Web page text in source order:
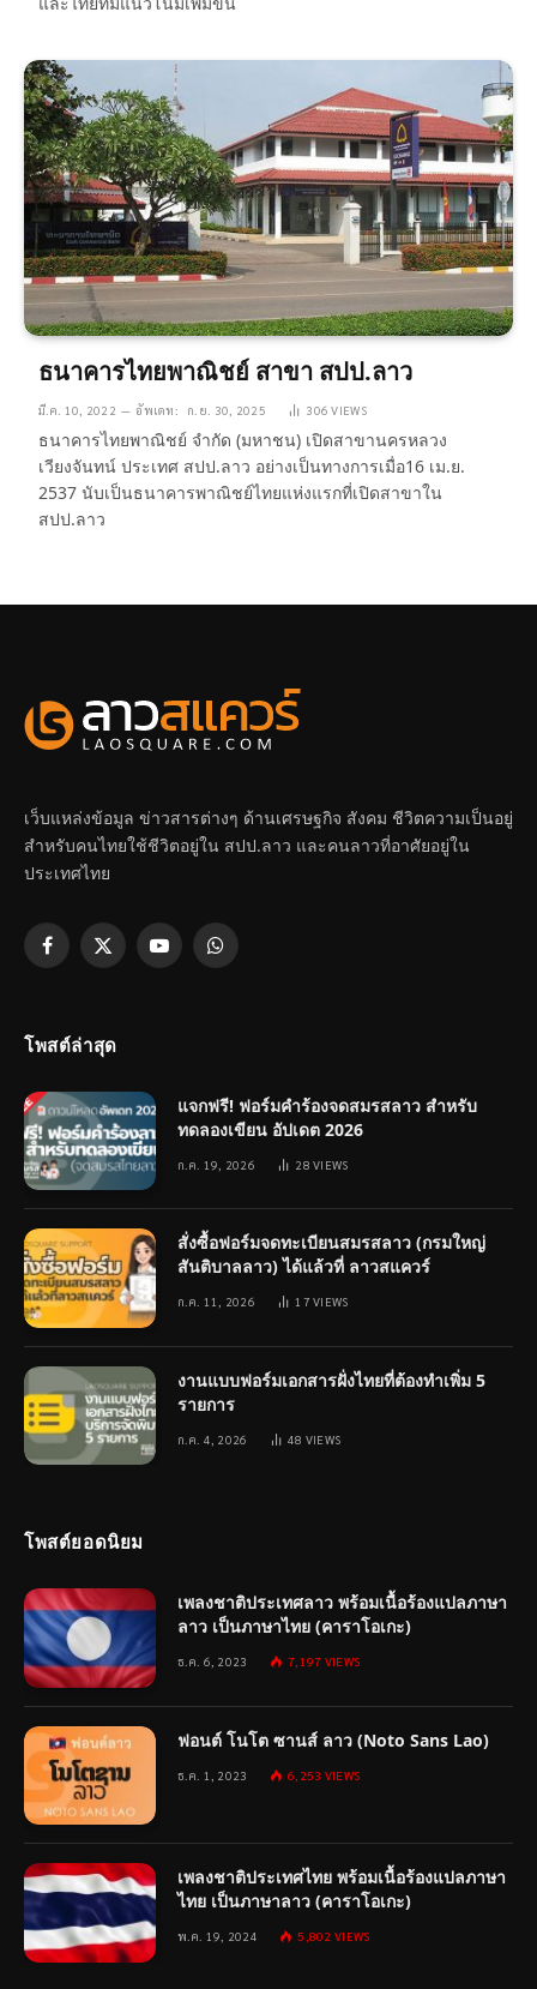
ธนาคารไทยพาณิชย์ สาขา สปป.ลาว
มี.ค. 10, 2022 อัพเดท: ก.ย. 30, 2025 306VIEWS
ธนาคารไทยพาณิชย์ จำกัด (มหาชน) เปิดสาขานครหลวง
เวียงจันทน์ ประเทศ สปป.ลาว อย่างเป็นทางการเมื่อ16 เม.ย.
2537 นับเป็นธนาคารพาณิชย์ไทยแห่งแรกที่เปิดสาขาใน
สปป.ลาว
เว็บแหล่งข้อมูล ข่าวสารต่างๆ ด้านเศรษฐกิจ สังคม ชีวิตความเป็นอยู่
สำหรับคนไทยใช้ชีวิตอยู่ใน สปป.ลาว และคนลาวที่อาศัยอยู่ใน
ประเทศไทย
Facebook
X
YouTubeWhatsApp
โพสต์ล่าสุด
แจกฟรี! ฟอร์มคำร้องจดสมรสลาว สำหรับ
ทดลองเขียน อัปเดต 2026
ก.ค. 19, 2026 28VIEWS
สั่งซื้อฟอร์มจดทะเบียนสมรสลาว (กรมใหญ่
สันติบาลลาว) ได้แล้วที่ ลาวสแควร์
ก.ค. 11, 2026 17VIEWS
งานแบบฟอร์มเอกสารฝั่งไทยที่ต้องทำเพิ่ม 5
รายการ
ก.ค. 4, 2026 48 VIEWS
โพสต์ยอดนิยม
เพลงชาติประเทศลาว พร้อมเนื้อร้องแปลภาษา
ลาว เป็นภาษาไทย (คาราโอเกะ)
ธ.ค. 6, 2023 7,197 VIEWS
ฟอนต์ โนโต ซานส์ ลาว (Noto Sans Lao)
ธ.ค. 1, 2023 6,253 VIEWS
เพลงชาติประเทศไทย พร้อมเนื้อร้องแปลภาษา
ไทย เป็นภาษาลาว (คาราโอเกะ)
พ.ค. 19, 2024 5,802VIEWS